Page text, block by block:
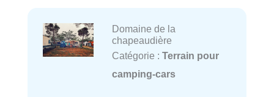
Domaine de la
chapeaudière
Catégorie : Terrain pour
camping-cars